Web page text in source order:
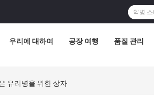
우리에 대하여 공장 여행 품질 관리
유리병을 위한 상자